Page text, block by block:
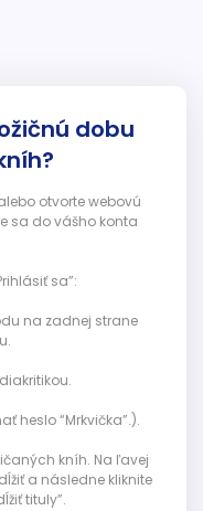
dobu
otvorte webovú
sa do vášho konta
sa”:
na zadnej strane
heslo “Mrkvička”.).
kníh. Na ľavej
a následne kliknite
tituly”.